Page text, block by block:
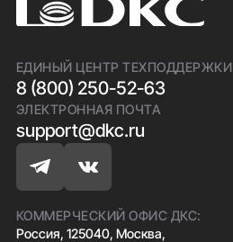
ЕДИНЫЙ ЦЕНТР ТЕХПОДДЕРЖКИ
8 (800) 250-52-63
ЭЛЕКТРОННАЯ ПОЧТА
support@dkc.ru
КОММЕРЧЕСКИЙ ОФИС ДКС:
Россия, 125040, Москва,